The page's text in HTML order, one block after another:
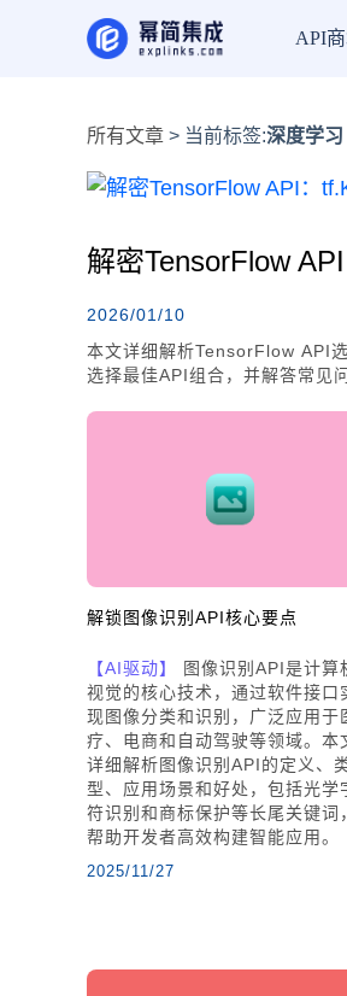
API
所有文章 > 当前标签:深度学习
解密TensorFlow
2026/01/10
本文详细解析TensorFlow API
选择最佳API组合，并解答常见
解锁图像识别API核心要点
【AI驱动】
图像识别API是计算
视觉的核心技术，通过软件接口
现图像分类和识别，广泛应用于
疗、电商和自动驾驶等领域。本
详细解析图像识别API的定义、
型、应用场景和好处，包括光学
符识别和商标保护等长尾关键词，
帮助开发者高效构建智能应用。
2025/11/27